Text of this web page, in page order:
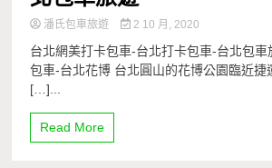
潘氏包車旅遊 2 10 月, 2020
台北網美打卡包車-台北打卡包車-台北包
包車-台北花博 台北圓山的花博公園臨近捷
[…]...
Read More